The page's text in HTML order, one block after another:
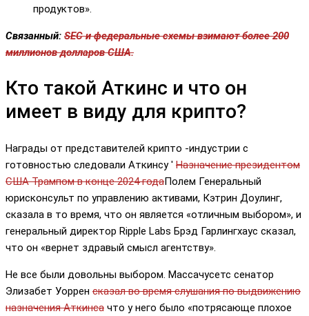
продуктов».
Связанный: SEC и федеральные схемы взимают более 200
миллионов долларов США.
Кто такой Аткинс и что он
имеет в виду для крипто?
Награды от представителей крипто -индустрии с
готовностью следовали Аткинсу ' Назначение президентом
США Трампом в конце 2024 годаПолем Генеральный
юрисконсульт по управлению активами, Кэтрин Доулинг,
сказала в то время, что он является «отличным выбором», и
генеральный директор Ripple Labs Брэд Гарлингхаус сказал,
что он «вернет здравый смысл агентству».
Не все были довольны выбором. Массачусетс сенатор
Элизабет Уоррен сказал во время слушания по выдвижению
назначения Аткинса что у него было «потрясающе плохое